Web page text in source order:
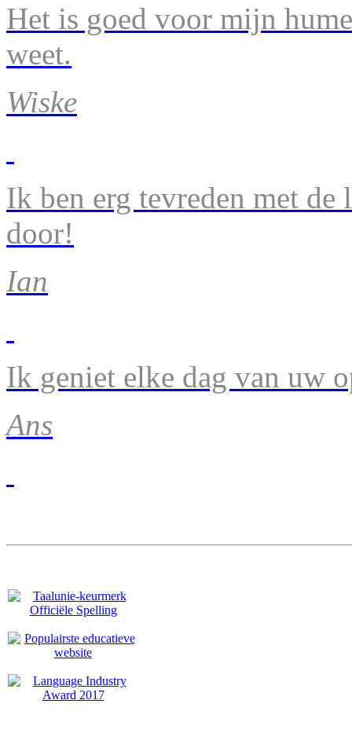
Het is goed voor mijn
weet.
Wiske
Ik ben erg tevreden met de
door!
Ian
Ik geniet elke dag van uw
Ans